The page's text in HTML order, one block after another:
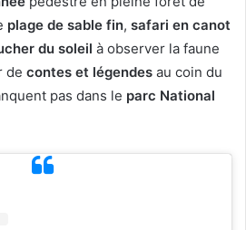
plage de sable fin, safari en canot
du soleil à observer la faune
de contes et légendes au coin du
pas dans le parc National